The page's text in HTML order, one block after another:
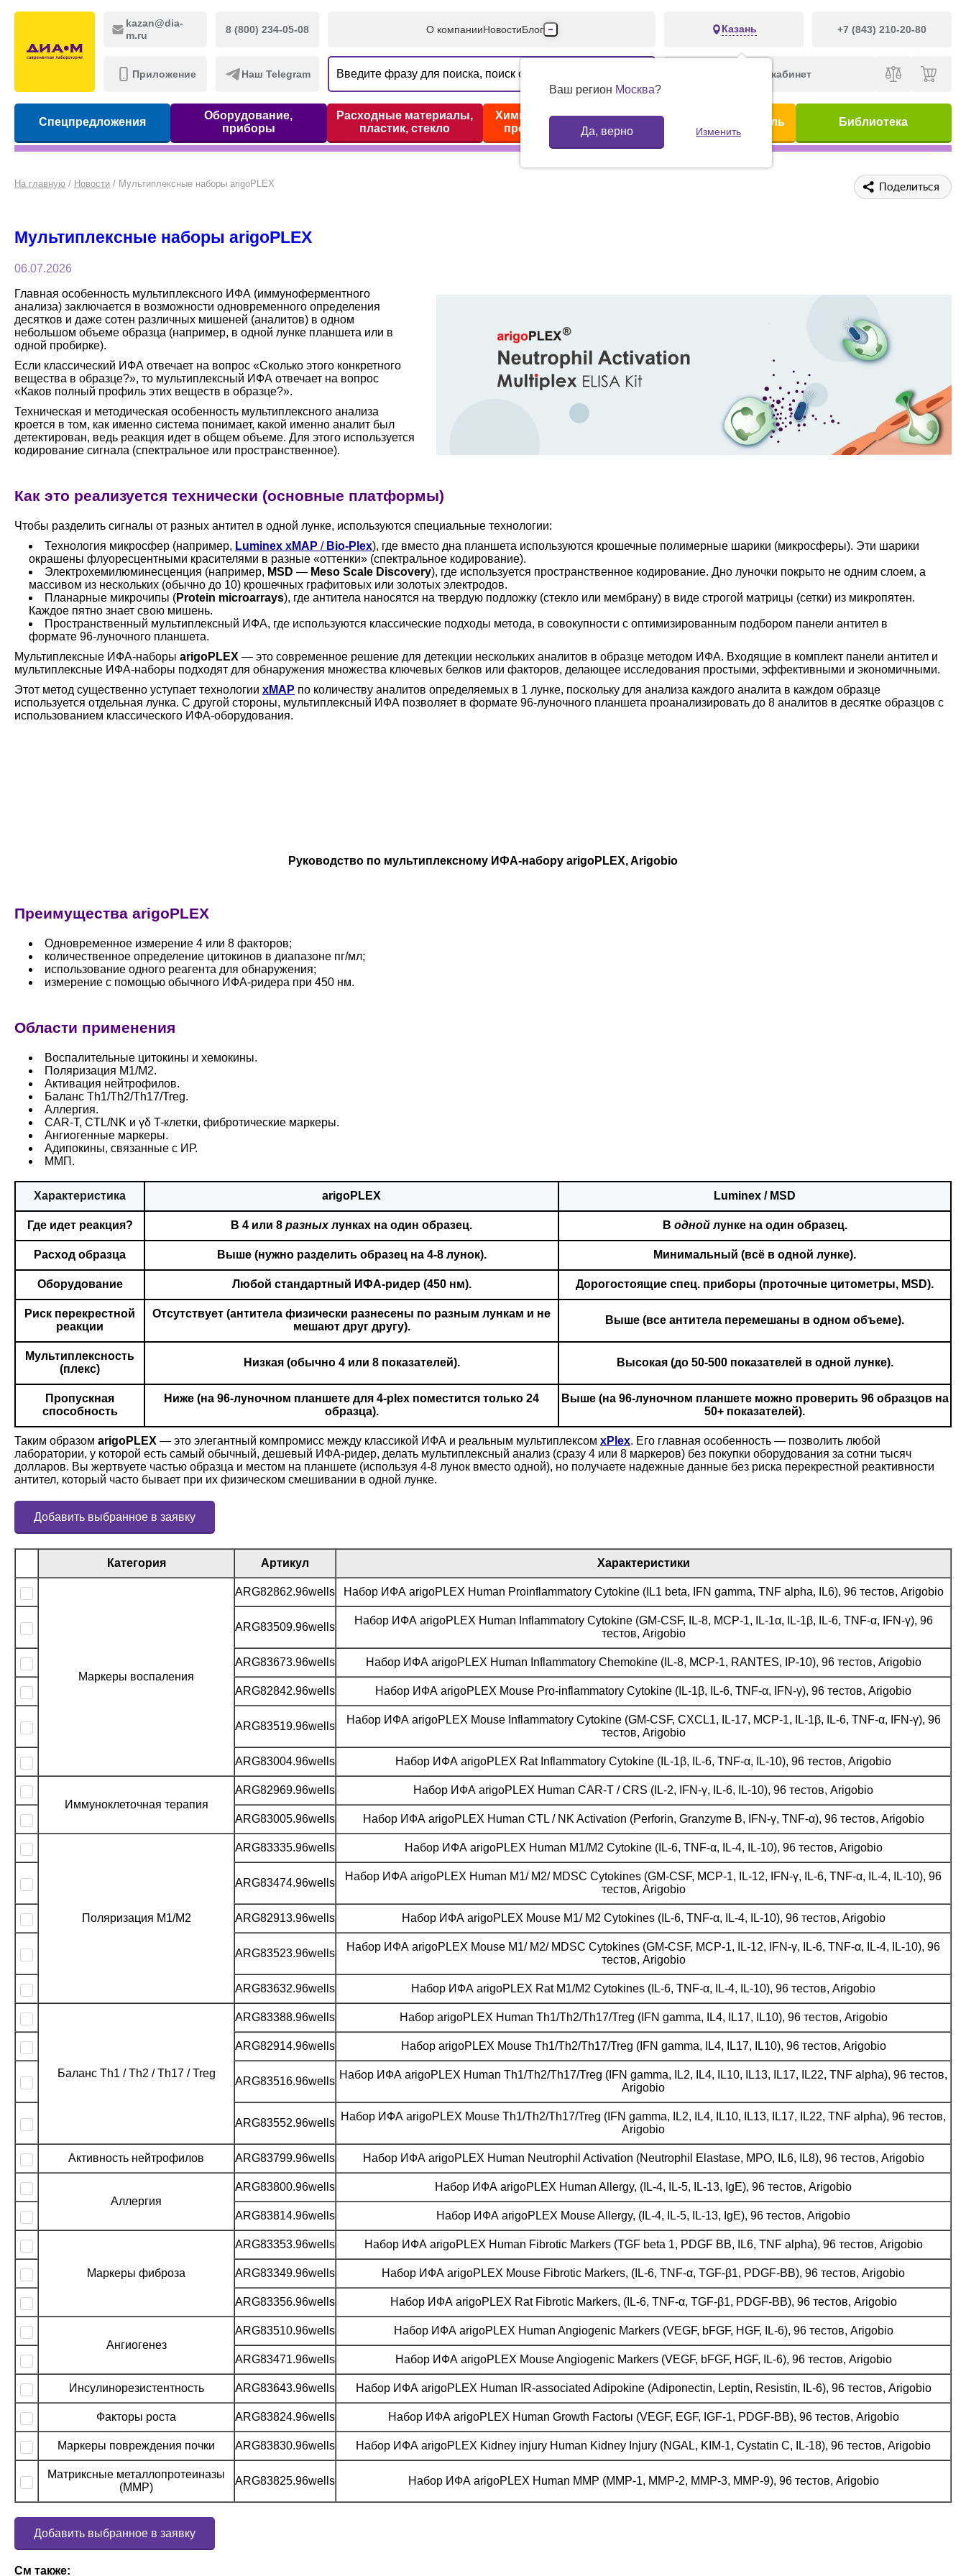
kazan@dia-
m.ru
8 (800) 234-05-08
Приложение Наш Telegram
О компанииНовостиБлог
Производители
Партнеры
Контакты
Казань +7 (843) 210-20-80
Ваш регион Москва?
Да, верно Изменить
Личный кабинет
Спецпредложения
Оборудование,
приборы
Расходные материалы,
пластик, стекло
Химические реактивы,
препараты, наборы
Предметный указатель Библиотека
На главную / Новости / Мультиплексные наборы arigoPLEX Поделиться
Мультиплексные наборы arigoPLEX
06.07.2026
Главная особенность мультиплексного ИФА (иммуноферментного
анализа) заключается в возможности одновременного определения
десятков и даже сотен различных мишеней (аналитов) в одном
небольшом объеме образца (например, в одной лунке планшета или в
одной пробирке).
Если классический ИФА отвечает на вопрос «Сколько этого конкретного
вещества в образце?», то мультиплексный ИФА отвечает на вопрос
«Каков полный профиль этих веществ в образце?».
Техническая и методическая особенность мультиплексного анализа
кроется в том, как именно система понимает, какой именно аналит был
детектирован, ведь реакция идет в общем объеме. Для этого используется
кодирование сигнала (спектральное или пространственное).
Как это реализуется технически (основные платформы)
Чтобы разделить сигналы от разных антител в одной лунке, используются специальные технологии:
Технология микросфер (например, Luminex xMAP / Bio-Plex), где вместо дна планшета используются крошечные полимерные шарики (микросферы). Эти шарики
окрашены флуоресцентными красителями в разные «оттенки» (спектральное кодирование).
Электрохемилюминесценция (например, MSD — Meso Scale Discovery), где используется пространственное кодирование. Дно луночки покрыто не одним слоем, а
массивом из нескольких (обычно до 10) крошечных графитовых или золотых электродов.
Планарные микрочипы (Protein microarrays), где антитела наносятся на твердую подложку (стекло или мембрану) в виде строгой матрицы (сетки) из микропятен.
Каждое пятно знает свою мишень.
Пространственный мультиплексный ИФА, где используются классические подходы метода, в совокупности с оптимизированным подбором панели антител в
формате 96-луночного планшета.
Мультиплексные ИФА-наборы arigoPLEX — это современное решение для детекции нескольких аналитов в образце методом ИФА. Входящие в комплект панели антител и
мультиплексные ИФА-наборы подходят для обнаружения множества ключевых белков или факторов, делающее исследования простыми, эффективными и экономичными.
Этот метод существенно уступает технологии xMAP по количеству аналитов определяемых в 1 лунке, поскольку для анализа каждого аналита в каждом образце
используется отдельная лунка. С другой стороны, мультиплексный ИФА позволяет в формате 96-луночного планшета проанализировать до 8 аналитов в десятке образцов с
использованием классического ИФА-оборудования.
Руководство по мультиплексному ИФА-набору arigoPLEX, Arigobio
Преимущества arigoPLEX
Одновременное измерение 4 или 8 факторов;
количественное определение цитокинов в диапазоне пг/мл;
использование одного реагента для обнаружения;
измерение с помощью обычного ИФА-ридера при 450 нм.
Области применения
Воспалительные цитокины и хемокины.
Поляризация M1/M2.
Активация нейтрофилов.
Баланс Th1/Th2/Th17/Treg.
Аллергия.
CAR-T, CTL/NK и γδ T-клетки, фибротические маркеры.
Ангиогенные маркеры.
Адипокины, связанные с ИР.
ММП.
Характеристика arigoPLEX Luminex / MSD
Где идет реакция? В 4 или 8 разныхлунках на один образец. В однойлунке на один образец.
Расход образца Выше (нужно разделить образец на 4-8 лунок). Минимальный (всё в одной лунке).
Оборудование Любой стандартный ИФА-ридер(450 нм). Дорогостоящие спец. приборы (проточные цитометры, MSD).
Риск перекрестной
реакции
Отсутствует (антитела физически разнесены по разным лункам и не
мешают друг другу).
Выше (все антитела перемешаны в одном объеме).
Мультиплексность
(плекс)
Низкая (обычно 4 или 8 показателей). Высокая (до 50-500 показателей в одной лунке).
Пропускная
способность
Ниже (на 96-луночном планшете для 4-plex поместится только 24
образца).
Выше (на 96-луночном планшете можно проверить 96 образцов на
50+ показателей).
Таким образом arigoPLEX — это элегантный компромисс между классикой ИФА и реальным мультиплексом xPlex. Его главная особенность — позволить любой
лаборатории, у которой есть самый обычный, дешевый ИФА-ридер, делать мультиплексный анализ (сразу 4 или 8 маркеров) без покупки оборудования за сотни тысяч
долларов. Вы жертвуете частью образца и местом на планшете (используя 4-8 лунок вместо одной), но получаете надежные данные без риска перекрестной реактивности
антител, который часто бывает при их физическом смешивании в одной лунке.
Добавить выбранное в заявку
Категория Артикул Характеристики
Маркеры воспаления
ARG82862.96wells Набор ИФА arigoPLEX Human Proinflammatory Cytokine (IL1 beta, IFN gamma, TNF alpha, IL6), 96 тестов, Arigobio
ARG83509.96wells
Набор ИФА arigoPLEX Human Inflammatory Cytokine (GM-CSF, IL-8, MCP-1, IL-1α, IL-1β, IL-6, TNF-α, IFN-γ), 96
тестов, Arigobio
ARG83673.96wells Набор ИФА arigoPLEX Human Inflammatory Chemokine (IL-8, MCP-1, RANTES, IP-10), 96 тестов, Arigobio
ARG82842.96wells Набор ИФА arigoPLEX Mouse Pro-inflammatory Cytokine (IL-1β, IL-6, TNF-α, IFN-γ), 96 тестов, Arigobio
ARG83519.96wells
Набор ИФА arigoPLEX Mouse Inflammatory Cytokine (GM-CSF, CXCL1, IL-17, MCP-1, IL-1β, IL-6, TNF-α, IFN-γ), 96
тестов, Arigobio
ARG83004.96wells Набор ИФА arigoPLEX Rat Inflammatory Cytokine (IL-1β, IL-6, TNF-α, IL-10), 96 тестов, Arigobio
Иммуноклеточная терапия
ARG82969.96wells Набор ИФА arigoPLEX Human CAR-T / CRS (IL-2, IFN-γ, IL-6, IL-10), 96 тестов, Arigobio
ARG83005.96wells Набор ИФА arigoPLEX Human CTL / NK Activation (Perforin, Granzyme B, IFN-γ, TNF-α), 96 тестов, Arigobio
Поляризация M1/M2
ARG83335.96wells Набор ИФА arigoPLEX Human M1/M2 Cytokine (IL-6, TNF-α, IL-4, IL-10), 96 тестов, Arigobio
ARG83474.96wells
Набор ИФА arigoPLEX Human M1/ M2/ MDSC Cytokines (GM-CSF, MCP-1, IL-12, IFN-γ, IL-6, TNF-α, IL-4, IL-10), 96
тестов, Arigobio
ARG82913.96wells Набор ИФА arigoPLEX Mouse M1/ M2 Cytokines (IL-6, TNF-α, IL-4, IL-10), 96 тестов, Arigobio
ARG83523.96wells
Набор ИФА arigoPLEX Mouse M1/ M2/ MDSC Cytokines (GM-CSF, MCP-1, IL-12, IFN-γ, IL-6, TNF-α, IL-4, IL-10), 96
тестов, Arigobio
ARG83632.96wells Набор ИФА arigoPLEX Rat M1/M2 Cytokines (IL-6, TNF-α, IL-4, IL-10), 96 тестов, Arigobio
Баланс Th1 / Th2 / Th17 / Treg
ARG83388.96wells Набор arigoPLEX Human Th1/Th2/Th17/Treg (IFN gamma, IL4, IL17, IL10), 96 тестов, Arigobio
ARG82914.96wells Набор arigoPLEX Mouse Th1/Th2/Th17/Treg (IFN gamma, IL4, IL17, IL10), 96 тестов, Arigobio
ARG83516.96wells
Набор ИФА arigoPLEX Human Th1/Th2/Th17/Treg (IFN gamma, IL2, IL4, IL10, IL13, IL17, IL22, TNF alpha), 96 тестов,
Arigobio
ARG83552.96wells
Набор ИФА arigoPLEX Mouse Th1/Th2/Th17/Treg (IFN gamma, IL2, IL4, IL10, IL13, IL17, IL22, TNF alpha), 96 тестов,
Arigobio
Активность нейтрофилов ARG83799.96wells Набор ИФА arigoPLEX Human Neutrophil Activation (Neutrophil Elastase, MPO, IL6, IL8), 96 тестов, Arigobio
Аллергия
ARG83800.96wells Набор ИФА arigoPLEX Human Allergy, (IL-4, IL-5, IL-13, IgE), 96 тестов, Arigobio
ARG83814.96wells Набор ИФА arigoPLEX Mouse Allergy, (IL-4, IL-5, IL-13, IgE), 96 тестов, Arigobio
Маркеры фиброза
ARG83353.96wells Набор ИФА arigoPLEX Human Fibrotic Markers (TGF beta 1, PDGF BB, IL6, TNF alpha), 96 тестов, Arigobio
ARG83349.96wells Набор ИФА arigoPLEX Mouse Fibrotic Markers, (IL-6, TNF-α, TGF-β1, PDGF-BB), 96 тестов, Arigobio
ARG83356.96wells Набор ИФА arigoPLEX Rat Fibrotic Markers, (IL-6, TNF-α, TGF-β1, PDGF-BB), 96 тестов, Arigobio
Ангиогенез
ARG83510.96wells Набор ИФА arigoPLEX Human Angiogenic Markers (VEGF, bFGF, HGF, IL-6), 96 тестов, Arigobio
ARG83471.96wells Набор ИФА arigoPLEX Mouse Angiogenic Markers (VEGF, bFGF, HGF, IL-6), 96 тестов, Arigobio
Инсулинорезистентность ARG83643.96wells Набор ИФА arigoPLEX Human IR-associated Adipokine (Adiponectin, Leptin, Resistin, IL-6), 96 тестов, Arigobio
Факторы роста ARG83824.96wells Набор ИФА arigoPLEX Human Growth Factorы (VEGF, EGF, IGF-1, PDGF-BB), 96 тестов, Arigobio
Маркеры повреждения почки ARG83830.96wells Набор ИФА arigoPLEX Kidney injury Human Kidney Injury (NGAL, KIM-1, Cystatin C, IL-18), 96 тестов, Arigobio
Матриксные металлопротеиназы
(MMP)
ARG83825.96wells Набор ИФА arigoPLEX Human MMP (MMP-1, MMP-2, MMP-3, MMP-9), 96 тестов, Arigobio
Добавить выбранное в заявку
См также: